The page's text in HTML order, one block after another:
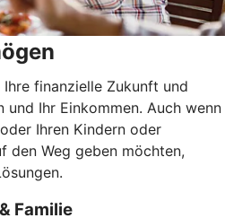
finanzielle Zukunft und
und Ihr Einkommen. Auch wenn
Ihren Kindern oder
den Weg geben möchten,
Familie